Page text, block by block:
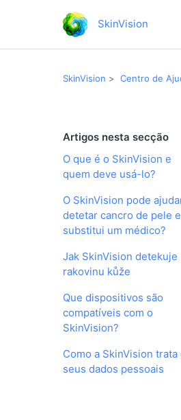
SkinVision
SkinVision Centro de
Artigos nesta secção
O que é o SkinVision e
quem deve usá-lo?
O SkinVision pode
detetar cancro de pele e
substitui um médico?
Jak SkinVision detekuje
rakovinu kůže
Que dispositivos são
compatíveis com o
SkinVision?
Como a SkinVision trata
seus dados pessoais